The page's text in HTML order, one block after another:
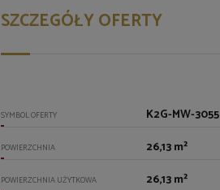
SZCZEGÓŁY OFERTY
SYMBOL OFERTY K2G-MW-3055
POWIERZCHNIA 26,13 m²
POWIERZCHNIA UŻYTKOWA 26,13 m²